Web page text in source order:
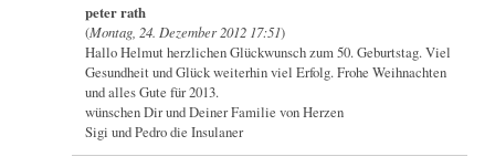
peter rath
(Montag, 24. Dezember 2012 17:51)
Hallo Helmut herzlichen Glückwunsch zum 50. Geburtstag. Viel
Gesundheit und Glück weiterhin viel Erfolg. Frohe Weihnachten
und alles Gute für 2013.
wünschen Dir und Deiner Familie von Herzen
Sigi und Pedro die Insulaner